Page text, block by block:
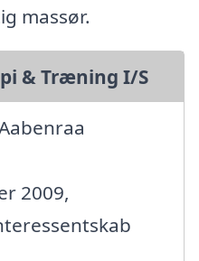
massør.
& Træning I/S
2009,